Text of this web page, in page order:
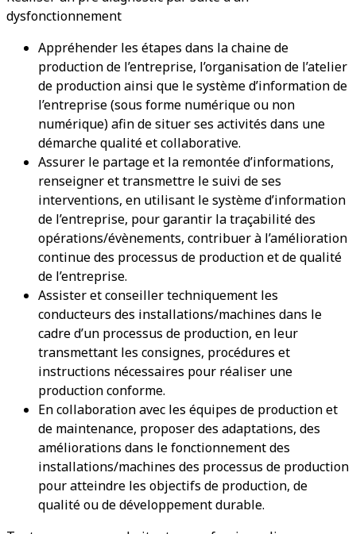
dysfonctionnement
Appréhender les étapes dans la chaine de
production de l’entreprise, l’organisation de l’atelier
de production ainsi que le système d’information de
l’entreprise (sous forme numérique ou non
numérique) afin de situer ses activités dans une
démarche qualité et collaborative.
Assurer le partage et la remontée d’informations,
renseigner et transmettre le suivi de ses
interventions, en utilisant le système d’information
de l’entreprise, pour garantir la traçabilité des
opérations/évènements, contribuer à l’amélioration
continue des processus de production et de qualité
de l’entreprise.
Assister et conseiller techniquement les
conducteurs des installations/machines dans le
cadre d’un processus de production, en leur
transmettant les consignes, procédures et
instructions nécessaires pour réaliser une
production conforme.
En collaboration avec les équipes de production et
de maintenance, proposer des adaptations, des
améliorations dans le fonctionnement des
installations/machines des processus de production
pour atteindre les objectifs de production, de
qualité ou de développement durable.